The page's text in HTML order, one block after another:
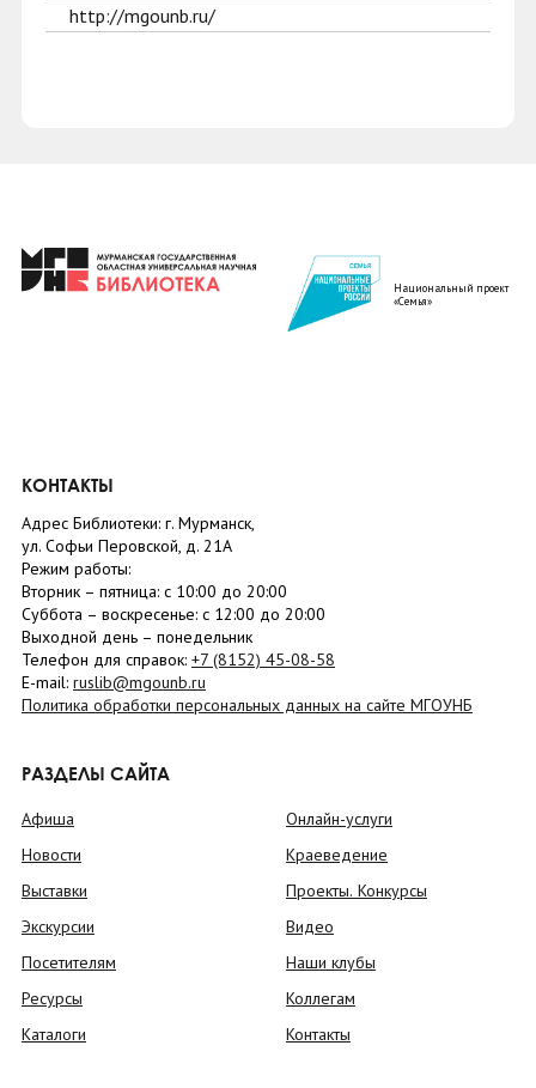
http://mgounb.ru/
Национальный проект
«Семья»
КОНТАКТЫ
Адрес Библиотеки: г. Мурманск,
ул. Софьи Перовской, д. 21А
Режим работы:
Вторник – пятница: с 10:00 до 20:00
Суббота – воскресенье: c 12:00 до 20:00
Выходной день – понедельник
Телефон для справок: +7 (8152) 45-08-58
E-mail: ruslib@mgounb.ru
Политика обработки персональных данных на сайте МГОУНБ
РАЗДЕЛЫ САЙТА
Афиша
Новости
Выставки
Экскурсии
Посетителям
Ресурсы
Каталоги
Онлайн-услуги
Краеведение
Проекты. Конкурсы
Видео
Наши клубы
Коллегам
Контакты